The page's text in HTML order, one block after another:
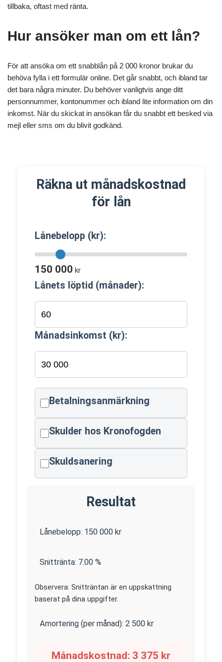
tillbaka, oftast med ränta.
Hur ansöker man om ett lån?
För att ansöka om ett snabblån på 2 000 kronor brukar du
behöva fylla i ett formulär online. Det går snabbt, och ibland tar
det bara några minuter. Du behöver vanligtvis ange ditt
personnummer, kontonummer och ibland lite information om din
inkomst. När du skickat in ansökan får du snabbt ett besked via
mejl eller sms om du blivit godkänd.
Räkna ut månadskostnad
för lån
Lånebelopp (kr):
150 000 kr
Lånets löptid (månader):
Månadsinkomst (kr):
Betalningsanmärkning
Skulder hos Kronofogden
Skuldsanering
Resultat
Lånebelopp: 150 000 kr
Snittränta: 7.00 %
Observera: Snitträntan är en uppskattning
baserat på dina uppgifter.
Amortering (per månad): 2 500 kr
Månadskostnad: 3 375 kr